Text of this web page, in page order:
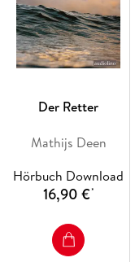
Der Retter
Mathijs Deen
Hörbuch Download
16,90 €*